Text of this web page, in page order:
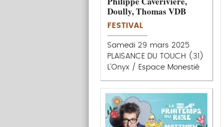
Doully, Thomas VDB
FESTIVAL
Samedi 29 mars 2025
PLAISANCE DU TOUCH (31)
L'Onyx / Espace Monestié